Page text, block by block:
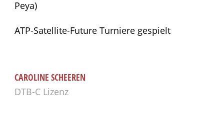
Peya)
ATP-Satellite-Future Turniere gespielt
CAROLINE SCHEEREN
DTB-C Lizenz